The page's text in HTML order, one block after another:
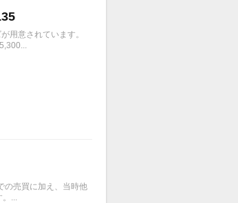
用意されています。
の売買に加え、当時他
。...